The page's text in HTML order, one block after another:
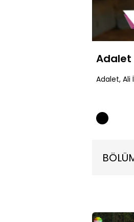
Adalet
Adalet, Ali